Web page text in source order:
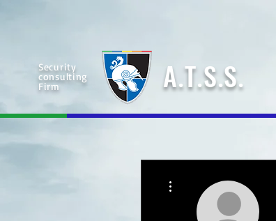
A.T.S.S.
Security
consulting
Firm